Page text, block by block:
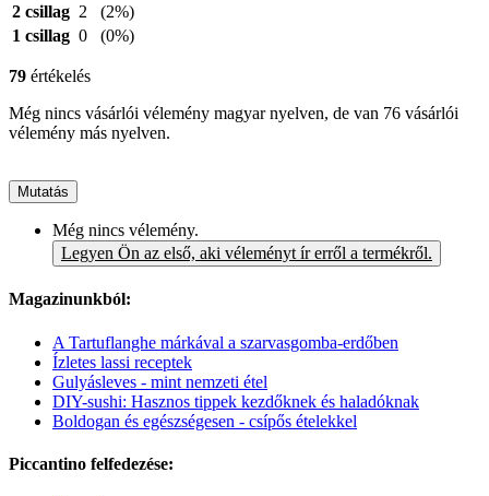
2 csillag 2
(2%)
1 csillag 0 (0%)
79 értékelés
Még nincs vásárlói vélemény magyar nyelven, de van 76 vásárlói
vélemény más nyelven.
Mutatás
Még nincs vélemény.
Legyen Ön az első, aki véleményt ír erről a termékről.
Magazinunkból:
A Tartuflanghe márkával a szarvasgomba-erdőben
Ízletes lassi receptek
Gulyásleves - mint nemzeti étel
DIY-sushi: Hasznos tippek kezdőknek és haladóknak
Boldogan és egészségesen - csípős ételekkel
Piccantino felfedezése: